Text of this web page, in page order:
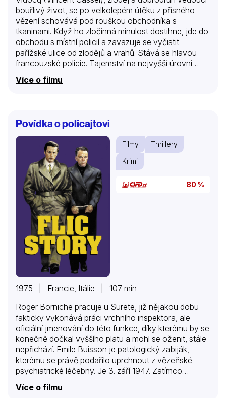
bouřlivý život, se po velkolepém útěku z přísného
vězení schovává pod rouškou obchodníka s
tkaninami. Když ho zločinná minulost dostihne, jde do
obchodu s místní policií a zavazuje se vyčistit
pařížské ulice od zlodějů a vrahů. Stává se hlavou
francouzské policie. Tajemství na nejvyšší úrovni
napoleonské éry.
Více o filmu
Povídka o policajtovi
Filmy
Thrillery
Krimi
80 %
1975 | Francie, Itálie | 107 min
Roger Borniche pracuje u Surete, již nějakou dobu
fakticky vykonává práci vrchního inspektora, ale
oficiální jmenování do této funkce, díky kterému by se
konečně dočkal vyššího platu a mohl se oženit, stále
nepřichází. Emile Buisson je patologický zabiják,
kterému se právě podařilo uprchnout z vězeňské
psychiatrické léčebny. Je 3. září 1947. Zatímco
Buisson si začíná vyřizovat účty a buduje novou síť
spolupracovníků, Borniche si v policejním archivu
Více o filmu